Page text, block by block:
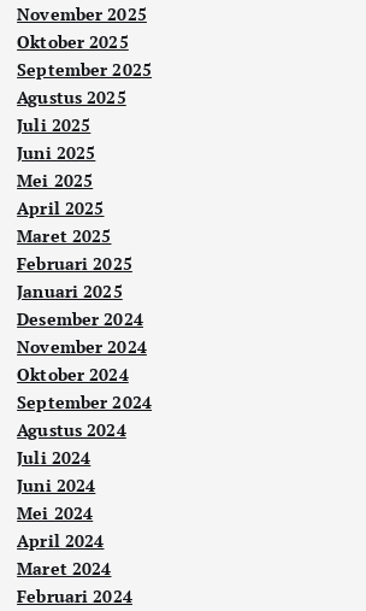
November 2025
Oktober 2025
September 2025
Agustus 2025
Juli 2025
Juni 2025
Mei 2025
April 2025
Maret 2025
Februari 2025
Januari 2025
Desember 2024
November 2024
Oktober 2024
September 2024
Agustus 2024
Juli 2024
Juni 2024
Mei 2024
April 2024
Maret 2024
Februari 2024